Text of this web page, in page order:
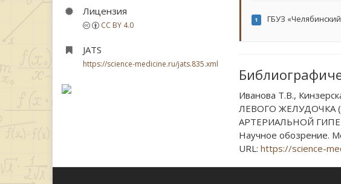
Лицензия
CC BY 4.0
JATS
https://science-medicine.ru/jats.835.xml
1 ГБУЗ
Иванова Т.В.,
ЛЕВОГО ЖЕЛУДОЧКА
АРТЕРИАЛЬНОЙ
Научное обозрение.
URL: https://science-